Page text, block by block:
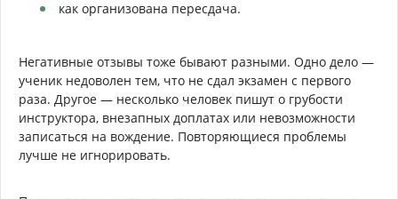
как организована пересдача.
Негативные отзывы тоже бывают разными. Одно дело —
ученик недоволен тем, что не сдал экзамен с первого
раза. Другое — несколько человек пишут о грубости
инструктора, внезапных доплатах или невозможности
записаться на вождение. Повторяющиеся проблемы
лучше не игнорировать.